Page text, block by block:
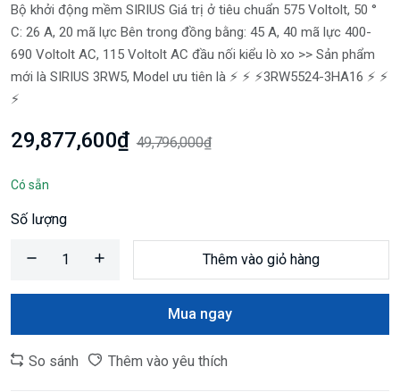
Bộ khởi động mềm SIRIUS Giá trị ở tiêu chuẩn 575 Voltolt, 50 °
C: 26 A, 20 mã lực Bên trong đồng bằng: 45 A, 40 mã lực 400-
690 Voltolt AC, 115 Voltolt AC đầu nối kiểu lò xo >> Sản phẩm
mới là SIRIUS 3RW5, Model ưu tiên là ⚡️ ⚡️ ⚡️3RW5524-3HA16 ⚡️ ⚡️
⚡️
29,877,600₫ 49,796,000₫
Có sẵn
Số lượng
Thêm vào giỏ hàng
Mua ngay
So sánh Thêm vào yêu thích